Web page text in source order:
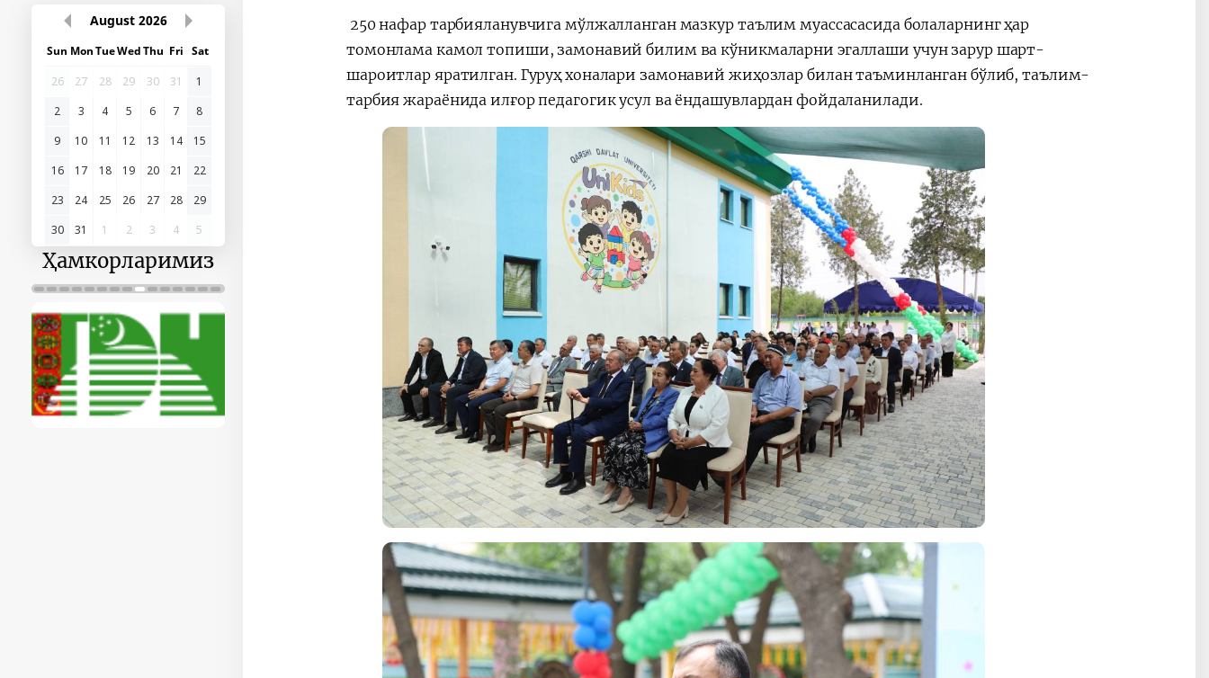
August 2026
Sun MonTueWedThu Fri Sat
26
27 28 29 30 31
1
2
3 4 5 6 7
8
9
10 11 12 13 14
15
16
17 18 19 20 21
22
23
24 25 26 27 28
29
30
31 1 2 3 4 5
Ҳамкорларимиз
250 нафар тарбияланувчига мўлжалланган мазкур таълим муассасасида болаларнинг ҳар
томонлама камол топиши, замонавий билим ва кўникмаларни эгаллаши учун зарур шарт-
шароитлар яратилган. Гуруҳ хоналари замонавий жиҳозлар билан таъминланган бўлиб, таълим-
тарбия жараёнида илғор педагогик усул ва ёндашувлардан фойдаланилади.